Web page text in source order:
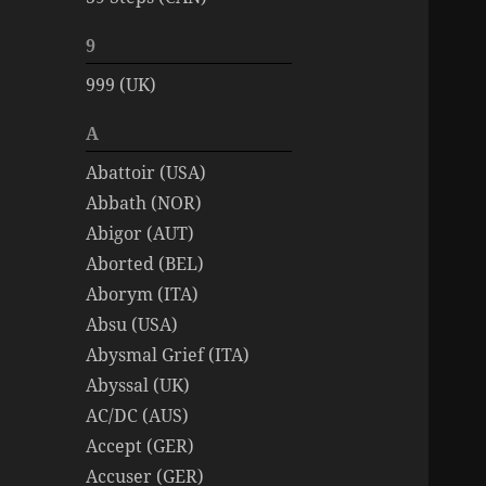
9
999 (UK)
A
Abattoir (USA)
Abbath (NOR)
Abigor (AUT)
Aborted (BEL)
Aborym (ITA)
Absu (USA)
Abysmal Grief (ITA)
Abyssal (UK)
AC/DC (AUS)
Accept (GER)
Accuser (GER)